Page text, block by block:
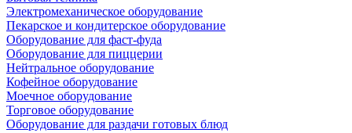
Электромеханическое оборудование
Пекарское и кондитерское оборудование
Оборудование для фаст-фуда
Оборудование для пиццерии
Нейтральное оборудование
Кофейное оборудование
Моечное оборудование
Торговое оборудование
Оборудование для раздачи готовых блюд